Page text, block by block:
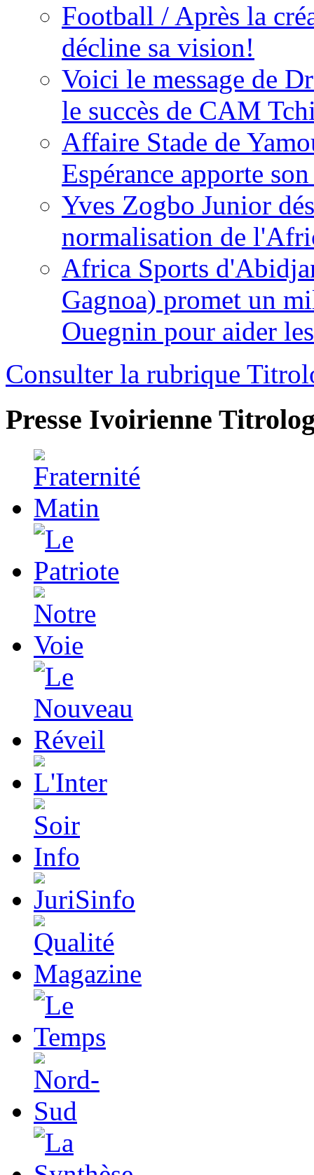
Football / Après la
décline sa vision!
Voici le message de
le succès de CAM
Affaire Stade de
Espérance apporte
Yves Zogbo Junior
normalisation de
Africa Sports
Gagnoa) promet un
Ouegnin pour aider
Consulter la rubrique
Presse Ivoirienne